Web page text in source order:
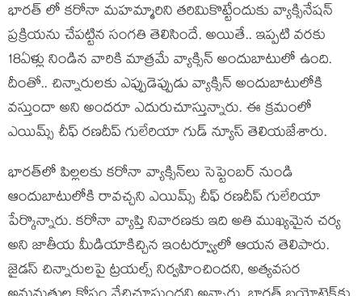
భారత్ లో కరోనా మహమ్మారిని తరిమికొట్టేందుకు వ్యాక్సినేషన్
ప్రక్రియను చేపట్టిన సంగతి తెలిసిందే. అయితే.. ఇప్పటి వరకు
18ఏళ్లు నిండిన వారికి మాత్రమే వ్యాక్సిన్ అందుబాటులో ఉంది.
దీంతో.. చిన్నారులకు ఎప్పుడెప్పుడు వ్యాక్సిన్ అందుబాటులోకి
వస్తుందా అని అందరూ ఎదురుచూస్తున్నారు. ఈ క్రమంలో
ఎయిమ్స్ చీఫ్ రణదీప్ గులేరియా గుడ్ న్యూస్ తెలియజేశారు.
భారత్‌లో పిల్లలకు కరోనా వ్యాక్సిన్‌లు సెప్టెంబర్‌ నుండి
ఆందుబాటులోకి రావచ్చని ఎయిమ్స్‌ చీఫ్‌ రణదీప్‌ గులేరియా
పేర్కొన్నారు. కరోనా వ్యాప్తి నివారణకు ఇది అతి ముఖ్యమైన చర్య
అని జాతీయ మీడియాకిచ్చిన ఇంటర్వ్యూలో ఆయన తెలిపారు.
జైడస్‌ చిన్నారులపై ట్రయల్స్‌ నిర్వహించిందని, అత్యవసర